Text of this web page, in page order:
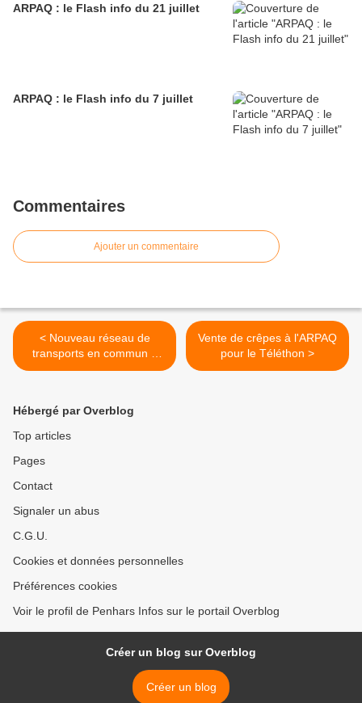
ARPAQ : le Flash info du 21 juillet
ARPAQ : le Flash info du 7 juillet
Commentaires
Ajouter un commentaire
< Nouveau réseau de
transports en commun à
Quimper et QBO à partir du
Vente de crêpes à l'ARPAQ
pour le Téléthon >
Hébergé par Overblog
Top articles
Pages
Contact
Signaler un abus
C.G.U.
Cookies et données personnelles
Préférences cookies
Voir le profil de Penhars Infos sur le portail Overblog
Créer un blog sur Overblog
Créer un blog